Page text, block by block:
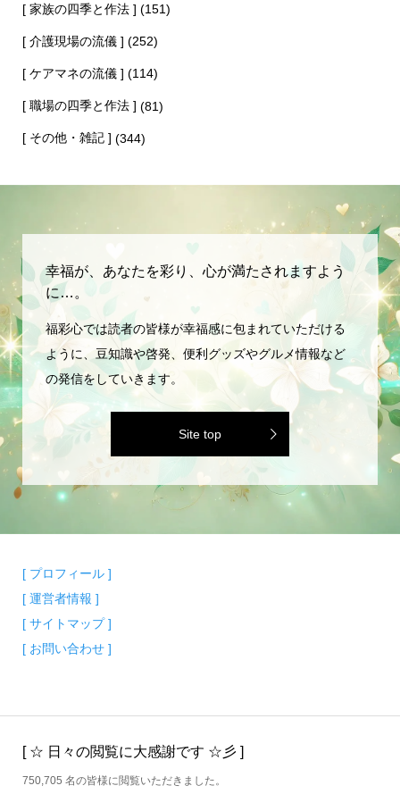
[ 家族の四季と作法 ] (151)
[ 介護現場の流儀 ] (252)
[ ケアマネの流儀 ] (114)
[ 職場の四季と作法 ] (81)
[ その他・雑記 ] (344)
幸福が、あなたを彩り、心が満たされますよう
に…。
福彩心では読者の皆様が幸福感に包まれていただける
ように、豆知識や啓発、便利グッズやグルメ情報など
の発信をしていきます。
Site top
[ プロフィール ]
[ 運営者情報 ]
[ サイトマップ ]
[ お問い合わせ ]
[ ☆ 日々の閲覧に大感謝です ☆彡 ]
750,705 名の皆様に閲覧いただきました。